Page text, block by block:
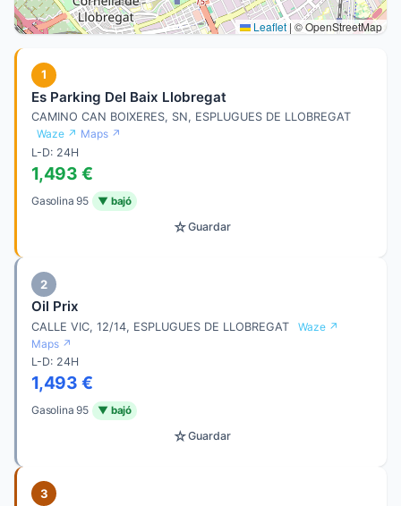
Leaflet | © OpenStreetMap
1
Es Parking Del Baix Llobregat
CAMINO CAN BOIXERES, SN, ESPLUGUES DE LLOBREGAT
Waze ↗ Maps ↗
L-D: 24H
1,493 €
Gasolina 95 ▼ bajó
☆Guardar
2
Oil Prix
CALLE VIC, 12/14, ESPLUGUES DE LLOBREGAT
Waze ↗
Maps ↗
L-D: 24H
1,493 €
Gasolina 95 ▼ bajó
☆Guardar
3